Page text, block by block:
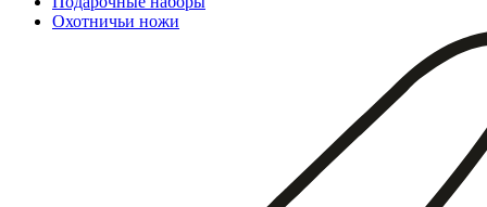
Охотничьи ножи